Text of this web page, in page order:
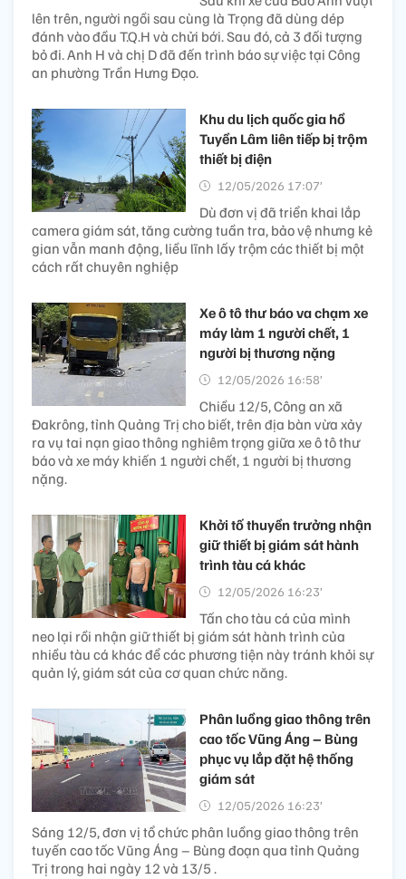
lên trên, người ngồi sau cùng là Trọng đã dùng dép
đánh vào đầu T.Q.H và chửi bới. Sau đó, cả 3 đối tượng
bỏ đi. Anh H và chị D đã đến trình báo sự việc tại Công
an phường Trần Hưng Đạo.
Khu du lịch quốc gia hồ
Tuyền Lâm liên tiếp bị trộm
thiết bị điện
12/05/2026 17:07’
Dù đơn vị đã triển khai lắp
camera giám sát, tăng cường tuần tra, bảo vệ nhưng kẻ
gian vẫn manh động, liều lĩnh lấy trộm các thiết bị một
cách rất chuyên nghiệp
Xe ô tô thư báo va chạm xe
máy làm 1 người chết, 1
người bị thương nặng
12/05/2026 16:58’
Chiều 12/5, Công an xã
Đakrông, tỉnh Quảng Trị cho biết, trên địa bàn vừa xảy
ra vụ tai nạn giao thông nghiêm trọng giữa xe ô tô thư
báo và xe máy khiến 1 người chết, 1 người bị thương
nặng.
Khởi tố thuyền trưởng nhận
giữ thiết bị giám sát hành
trình tàu cá khác
12/05/2026 16:23’
Tấn cho tàu cá của mình
neo lại rồi nhận giữ thiết bị giám sát hành trình của
nhiều tàu cá khác để các phương tiện này tránh khỏi sự
quản lý, giám sát của cơ quan chức năng.
Phân luồng giao thông trên
cao tốc Vũng Áng – Bùng
phục vụ lắp đặt hệ thống
giám sát​
12/05/2026 16:23’
Sáng 12/5, đơn vị tổ chức phân luồng giao thông trên
tuyến cao tốc Vũng Áng – Bùng đoạn qua tỉnh Quảng
Trị trong hai ngày 12 và 13/5 .